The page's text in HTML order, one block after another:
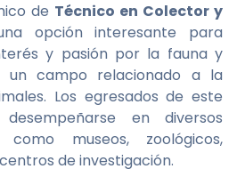
de Técnico en Colector y
opción interesante para
y pasión por la fauna y
un campo relacionado a la
Los egresados de este
en diversos
museos, zoológicos,
de investigación.